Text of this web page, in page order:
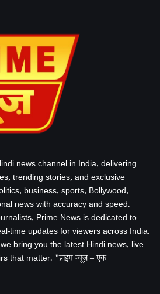
news channel in India, delivering
trending stories, and exclusive
business, sports, Bollywood,
news with accuracy and speed.
Prime News is dedicated to
time updates for viewers across India.
bring you the latest Hindi news, live
that matter. "प्राइम न्यूज़ – एक